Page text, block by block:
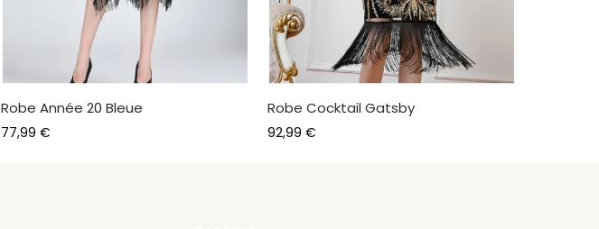
Robe Année 20 Bleue
77,99 €
Robe Cocktail Gatsby
92,99 €